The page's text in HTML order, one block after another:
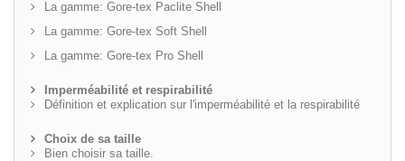
La gamme: Gore-tex Paclite Shell
La gamme: Gore-tex Soft Shell
La gamme: Gore-tex Pro Shell
Imperméabilité et respirabilité
Définition et explication sur l'imperméabilité et la respirabilité
Choix de sa taille
Bien choisir sa taille.